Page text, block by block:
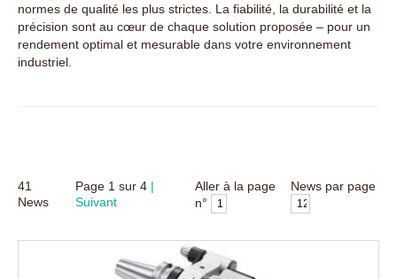
normes de qualité les plus strictes. La fiabilité, la durabilité et la
précision sont au cœur de chaque solution proposée – pour un
rendement optimal et mesurable dans votre environnement
industriel.
41
News
Page 1 sur4
Suivant
Aller à la page
n°
News par page